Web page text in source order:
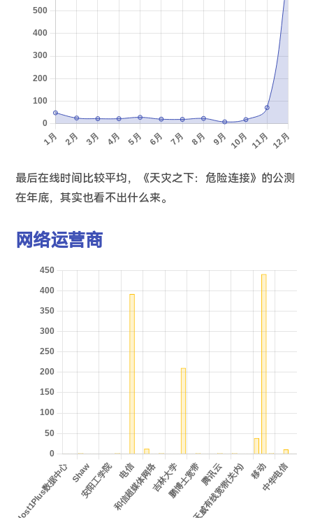
最后在线时间比较平均，《天灾之下：危险连接》的公测
在年底，其实也看不出什么来。
网络运营商